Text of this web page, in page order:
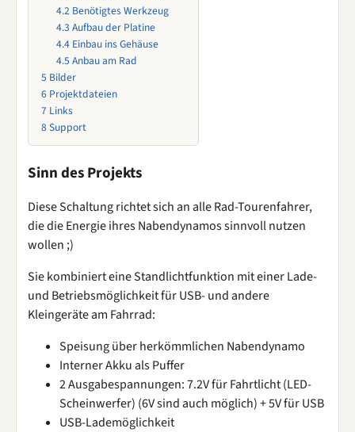
4.2 Benötigtes Werkzeug
4.3 Aufbau der Platine
4.4 Einbau ins Gehäuse
4.5 Anbau am Rad
5 Bilder
6 Projektdateien
7 Links
8 Support
Sinn des Projekts
Diese Schaltung richtet sich an alle Rad-Tourenfahrer,
die die Energie ihres Nabendynamos sinnvoll nutzen
wollen ;)
Sie kombiniert eine Standlichtfunktion mit einer Lade-
und Betriebsmöglichkeit für USB- und andere
Kleingeräte am Fahrrad:
Speisung über herkömmlichen Nabendynamo
Interner Akku als Puffer
2 Ausgabespannungen: 7.2V für Fahrtlicht (LED-
Scheinwerfer) (6V sind auch möglich) + 5V für USB
USB-Lademöglichkeit